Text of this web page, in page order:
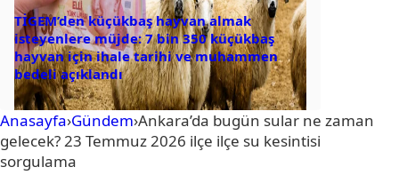
TİGEM’den küçükbaş hayvan almak
isteyenlere müjde: 7 bin 350 küçükbaş
hayvan için ihale tarihi ve muhammen
bedeli açıklandı
Anasayfa›Gündem›Ankara’da bugün sular ne zaman
gelecek? 23 Temmuz 2026 ilçe ilçe su kesintisi
sorgulama